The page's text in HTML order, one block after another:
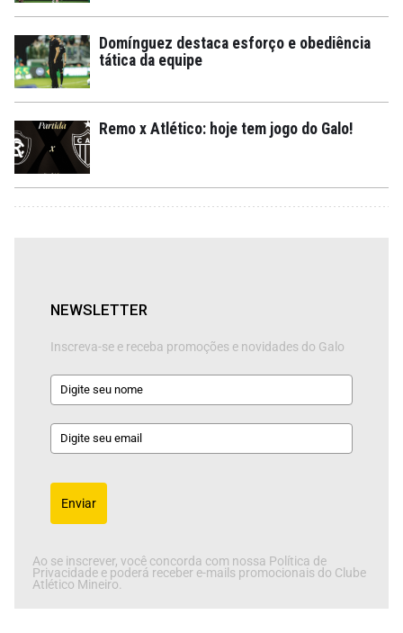
Domínguez destaca esforço e obediência
tática da equipe
Remo x Atlético: hoje tem jogo do Galo!
NEWSLETTER
Inscreva-se e receba promoções e novidades do Galo
Enviar
Ao se inscrever, você concorda com nossa Política de
Privacidade e poderá receber e-mails promocionais do Clube
Atlético Mineiro.